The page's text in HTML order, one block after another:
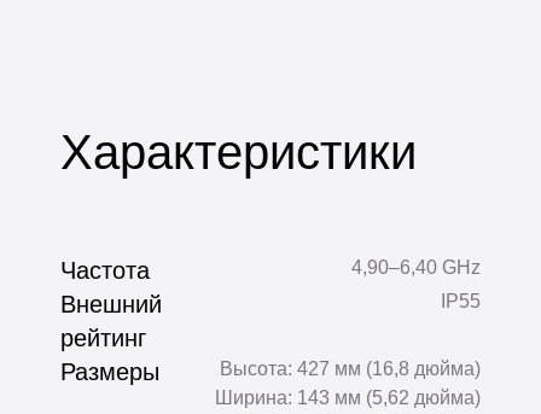
Характеристики
Частота 4,90–6,40 GHz
Внешний
рейтинг
IP55
Размеры
Высота: 427 мм (16,8 дюйма)
Ширина: 143 мм (5,62 дюйма)